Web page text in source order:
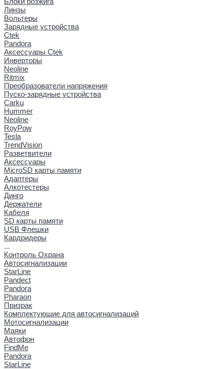
Линзы
Вольтеры
Зарядные устройства
Ctek
Pandora
Аксессуары Ctek
Инверторы
Neoline
Ritmix
Преобразователи напряжения
Пуско-зарядные устройства
Carku
Hummer
Neoline
RoyPow
Tesla
TrendVision
Разветвители
Аксессуары
MicroSD карты памяти
Адаптеры
Алкотестеры
Динго
Держатели
Кабеля
SD карты памяти
USB Флешки
Кардридеры
...
Контроль Охрана
Автосигнализации
StarLine
Pandect
Pandora
Pharaon
Призрак
Комплектующие для автосигнализаций
Мотосигнализации
Маяки
Автофон
FindMe
Pandora
StarLine